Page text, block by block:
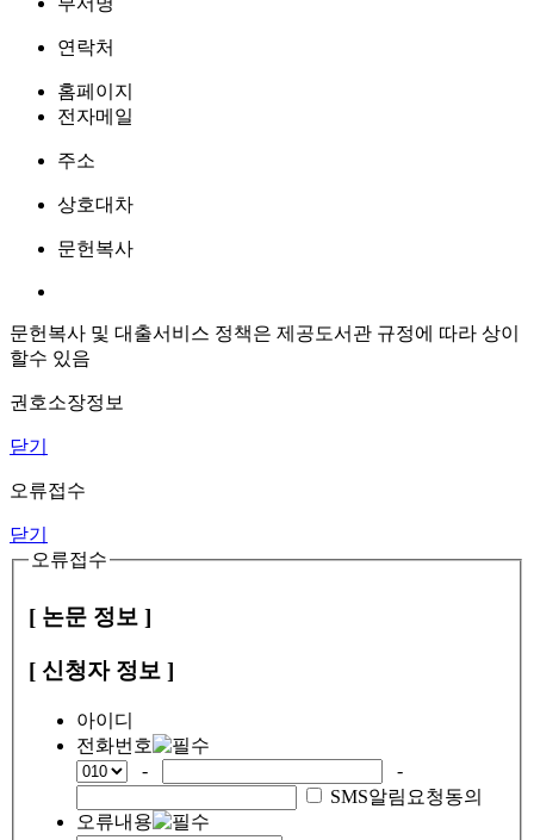
연락처
홈페이지
전자메일
주소
상호대차
문헌복사
문헌복사 및 대출서비스 정책은 제공도서관 규정에 따라 상이
할수 있음
권호소장정보
닫기
오류접수
닫기
오류접수
[ 논문 정보 ]
[ 신청자 정보 ]
아이디
전화번호
-
-
SMS알림요청동의
오류내용